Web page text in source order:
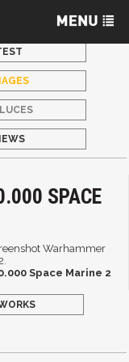
SPACE
Warhammer
Space Marine 2